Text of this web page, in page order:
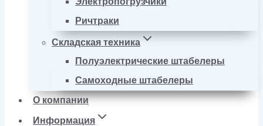
Ричтраки
Складская техника
Полуэлектрические штабелеры
Самоходные штабелеры
О компании
Информация